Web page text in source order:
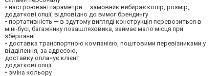
• настроювані параметри — замовник вибирає колір, розмір,
додаткові опції, відповідно до вимог брендингу
• портативність — в здутому вигляді конструкція перевозиться в
міні-бусі, багажнику позашляховика, займає мало місця при
зберіганні
• доставка транспортною компанією, поштовими перевізниками у
відділення, за адресою,
доставку оплачує клієнт
додаткові опції
• зміна кольору